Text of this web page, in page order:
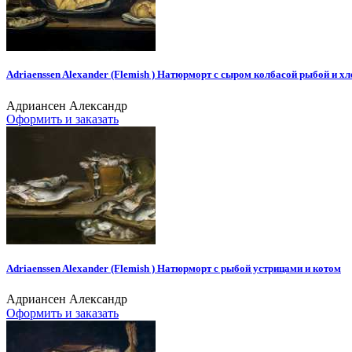
Adriaenssen Alexander (Flemish ) Натюрморт с сыром колбасой рыбой и
Адриансен Александр
Оформить и заказать
Adriaenssen Alexander (Flemish ) Натюрморт с рыбой устрицами и котом
Адриансен Александр
Оформить и заказать